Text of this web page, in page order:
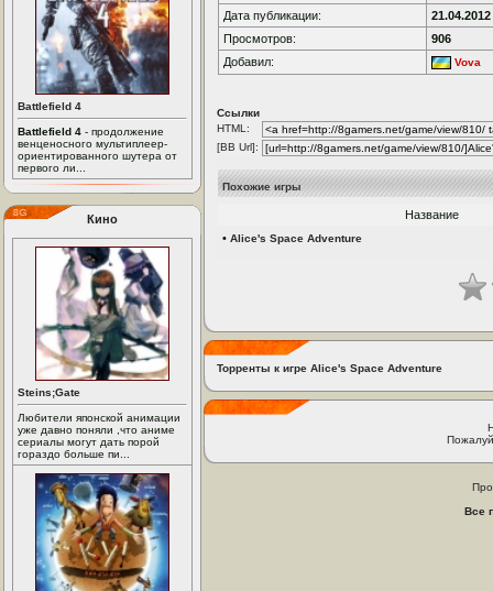
Battlefield 4
Battlefield 4 - продолжение
венценосного мультиплеер-
ориентированного шутера от
первого ли...
Кино
Steins;Gate
Любители японской анимации
уже давно поняли ,что аниме
сериалы могут дать порой
гораздо больше пи...
Дата публикации:
21.04.2012
Просмотров:
906
Добавил:
Vova
Ссылки
HTML:
[BB Url]:
Похожие игры
Название
• Alice's Space Adventure
Торренты к игре Alice's Space Adventure
Все